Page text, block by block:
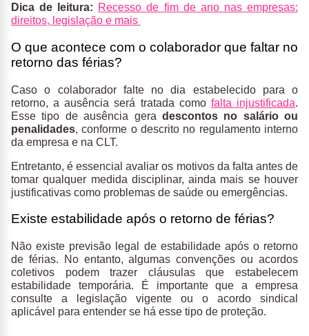
Dica de leitura: Recesso de fim de ano nas empresas:
direitos, legislação e mais
O que acontece com o colaborador que faltar no
retorno das férias?
Caso o colaborador falte no dia estabelecido para o
retorno, a ausência será tratada como falta injustificada.
Esse tipo de ausência gera descontos no salário ou
penalidades, conforme o descrito no regulamento interno
da empresa e na CLT.
Entretanto, é essencial avaliar os motivos da falta antes de
tomar qualquer medida disciplinar, ainda mais se houver
justificativas como problemas de saúde ou emergências.
Existe estabilidade após o retorno de férias?
Não existe previsão legal de estabilidade após o retorno
de férias. No entanto, algumas convenções ou acordos
coletivos podem trazer cláusulas que estabelecem
estabilidade temporária. É importante que a empresa
consulte a legislação vigente ou o acordo sindical
aplicável para entender se há esse tipo de proteção.